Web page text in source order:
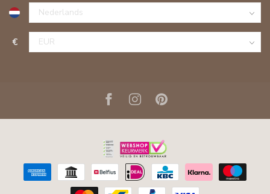
€